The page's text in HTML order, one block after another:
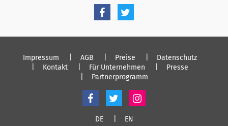
Impressum AGB Preise
Datenschutz
Kontakt
Für Unternehmen
Presse
Partnerprogramm
DE EN